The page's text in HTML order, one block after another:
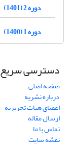
دوره 2 (1401)
دوره 1 (1400)
دسترسی سریع
صفحه اصلی
درباره نشریه
اعضای هیات تحریریه
ارسال مقاله
تماس با ما
نقشه سایت